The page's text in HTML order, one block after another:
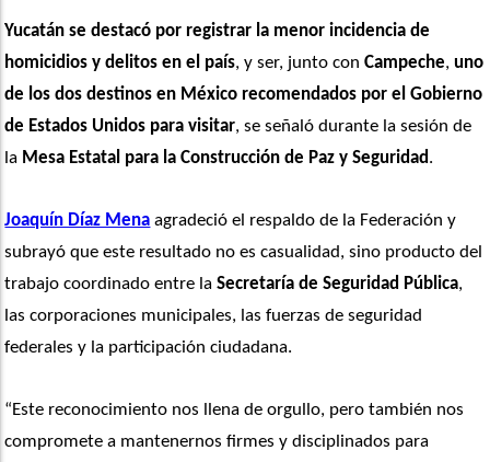
Yucatán se destacó por registrar la menor incidencia de
homicidios y delitos en el país, y ser, junto con Campeche, uno
de los dos destinos en México recomendados por el Gobierno
de Estados Unidos para visitar, se señaló durante la sesión de
la Mesa Estatal para la Construcción de Paz y Seguridad.
Joaquín Díaz Mena agradeció el respaldo de la Federación y
subrayó que este resultado no es casualidad, sino producto del
trabajo coordinado entre la Secretaría de Seguridad Pública,
las corporaciones municipales, las fuerzas de seguridad
federales y la participación ciudadana.
“Este reconocimiento nos llena de orgullo, pero también nos
compromete a mantenernos firmes y disciplinados para